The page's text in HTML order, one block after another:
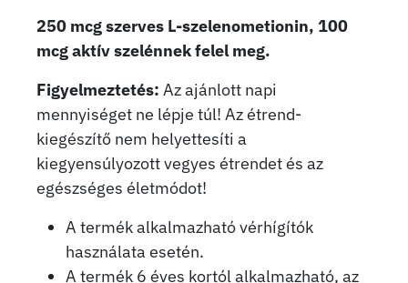
250 mcg szerves L-szelenometionin, 100
mcg aktív szelénnek felel meg.
Figyelmeztetés: Az ajánlott napi
mennyiséget ne lépje túl! Az étrend-
kiegészítő nem helyettesíti a
kiegyensúlyozott vegyes étrendet és az
egészséges életmódot!
A termék alkalmazható vérhígítók
használata esetén.
A termék 6 éves kortól alkalmazható, az